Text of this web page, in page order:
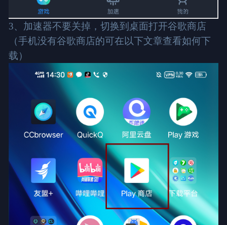
3、加速器不要关掉，切换到桌面打开谷歌商店
（手机没有谷歌商店的可在以下文章查看如何下
载）